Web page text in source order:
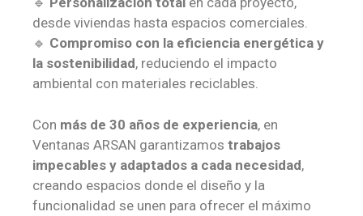
desde viviendas hasta espacios comerciales.
🔹 Compromiso con la eficiencia energética y
la sostenibilidad, reduciendo el impacto
ambiental con materiales reciclables.
Con más de 30 años de experiencia, en
Ventanas ARSAN garantizamos trabajos
impecables y adaptados a cada necesidad,
creando espacios donde el diseño y la
funcionalidad se unen para ofrecer el máximo